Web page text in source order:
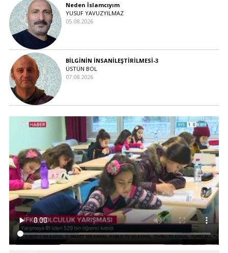
Neden İslamcıyım
YUSUF YAVUZYILMAZ
05.08.2026
BİLGİNİN İNSANİLEŞTİRİLMESİ-3
ÜSTÜN BOL
07.08.2026